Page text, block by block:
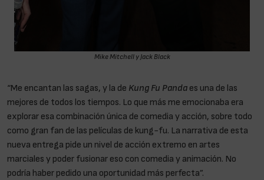
Mike Mitchell y Jack Black
“Me encantan las sagas, y la de Kung Fu Panda es una de las
mejores de todos los tiempos. Lo que más me emocionaba era
explorar esa combinación única de comedia y acción, sobre todo
como gran fan de las películas de kung-fu. La narrativa de esta
nueva entrega pide un nivel de acción extremo en artes
marciales y poder fusionar eso con comedia y animación. No
podría haber pedido una oportunidad más perfecta”.